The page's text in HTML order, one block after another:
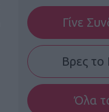
Γίνε
Βρες το
Όλα